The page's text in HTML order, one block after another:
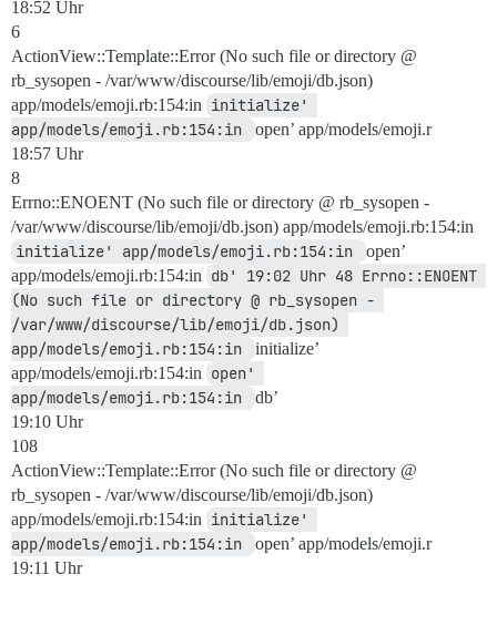
18:52 Uhr
6
ActionView::Template::Error (No such file or directory @
rb_sysopen - /var/www/discourse/lib/emoji/db.json)
app/models/emoji.rb:154:in initialize'
app/models/emoji.rb:154:in
open’ app/models/emoji.r
18:57 Uhr
8
Errno::ENOENT (No such file or directory @ rb_sysopen -
/var/www/discourse/lib/emoji/db.json) app/models/emoji.rb:154:in
initialize' app/models/emoji.rb:154:in
open’
app/models/emoji.rb:154:in db' 19:02 Uhr 48 Errno::ENOENT
(No such file or directory @ rb_sysopen -
/var/www/discourse/lib/emoji/db.json)
app/models/emoji.rb:154:in
initialize’
app/models/emoji.rb:154:in open'
app/models/emoji.rb:154:in
db’
19:10 Uhr
108
ActionView::Template::Error (No such file or directory @
rb_sysopen - /var/www/discourse/lib/emoji/db.json)
app/models/emoji.rb:154:in initialize'
app/models/emoji.rb:154:in
open’ app/models/emoji.r
19:11 Uhr